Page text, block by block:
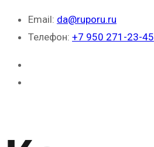
Email: da@ruporu.ru
Телефон: +7 950 271-23-45